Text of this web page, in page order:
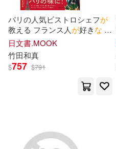
パリの人気ビストロシェフが
教える フランス人が好きな 野
菜のおいしい食
日文書.MOOK
竹田和真
$757 $791